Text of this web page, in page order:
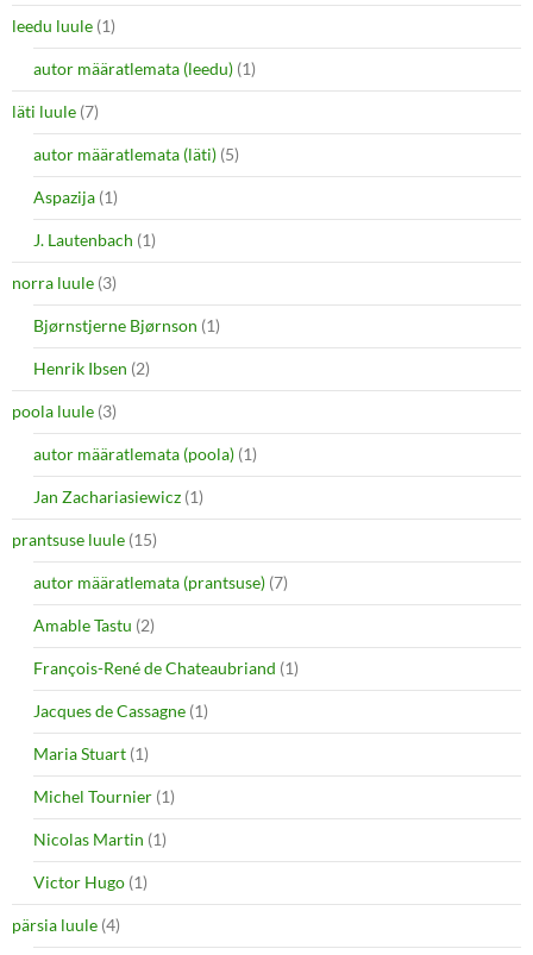
leedu luule (1)
autor määratlemata (leedu) (1)
läti luule (7)
autor määratlemata (läti) (5)
Aspazija (1)
J. Lautenbach (1)
norra luule (3)
Bjørnstjerne Bjørnson (1)
Henrik Ibsen (2)
poola luule (3)
autor määratlemata (poola) (1)
Jan Zachariasiewicz (1)
prantsuse luule (15)
autor määratlemata (prantsuse) (7)
Amable Tastu (2)
François-René de Chateaubriand (1)
Jacques de Cassagne (1)
Maria Stuart (1)
Michel Tournier (1)
Nicolas Martin (1)
Victor Hugo (1)
pärsia luule (4)